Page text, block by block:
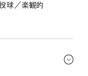
球／楽観的